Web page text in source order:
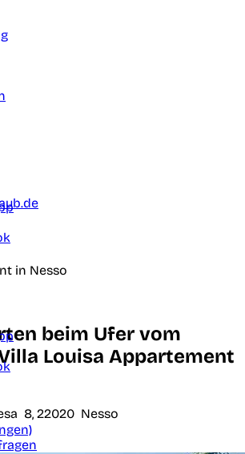
in Nesso
beim Ufer vom
Louisa Appartement
8, 22020 Nesso